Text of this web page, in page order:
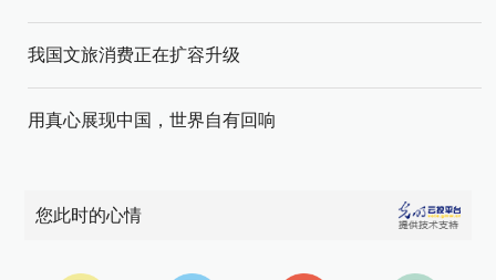
我国文旅消费正在扩容升级
用真心展现中国，世界自有回响
您此时的心情